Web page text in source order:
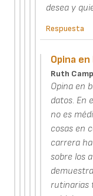
desea y
Respuesta
Opina
Ruth
Opina en
datos. En
no es
cosas en
carrera
sobre los
rutinarias